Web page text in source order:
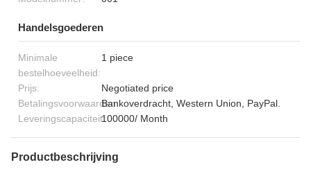
Handelsgoederen
Minimale
bestelhoeveelheid:
1 piece
Prijs:
Negotiated price
Betalingsvoorwaarden:Bankoverdracht, Western Union, PayPal.
Leveringscapaciteit:100000/ Month
Productbeschrijving